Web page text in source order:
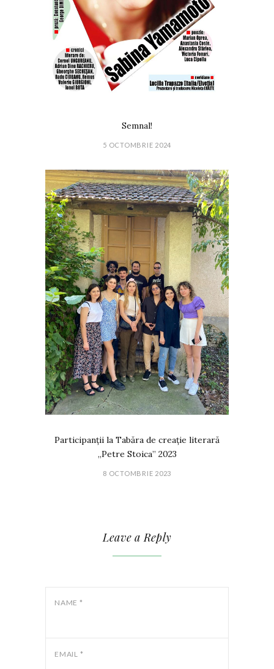
Semnal!
5 OCTOMBRIE 2024
Participanții la Tabăra de creație literară
„Petre Stoica” 2023
8 OCTOMBRIE 2023
Leave a Reply
NAME *
EMAIL *